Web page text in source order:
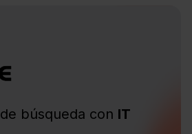
búsqueda con IT